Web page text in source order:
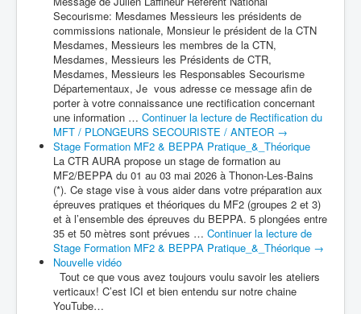
Secourisme: Mesdames Messieurs les présidents de
commissions nationale, Monsieur le président de la CTN
Mesdames, Messieurs les membres de la CTN,
Mesdames, Messieurs les Présidents de CTR,
Mesdames, Messieurs les Responsables Secourisme
Départementaux, Je vous adresse ce message afin de
porter à votre connaissance une rectification concernant
une information … Continuer la lecture de Rectification du
MFT / PLONGEURS SECOURISTE / ANTEOR →
Stage Formation MF2 & BEPPA Pratique_&_Théorique
La CTR AURA propose un stage de formation au
MF2/BEPPA du 01 au 03 mai 2026 à Thonon-Les-Bains
(*). Ce stage vise à vous aider dans votre préparation aux
épreuves pratiques et théoriques du MF2 (groupes 2 et 3)
et à l’ensemble des épreuves du BEPPA. 5 plongées entre
35 et 50 mètres sont prévues … Continuer la lecture de
Stage Formation MF2 & BEPPA Pratique_&_Théorique →
Nouvelle vidéo
Tout ce que vous avez toujours voulu savoir les ateliers
verticaux! C’est ICI et bien entendu sur notre chaine
YouTube…